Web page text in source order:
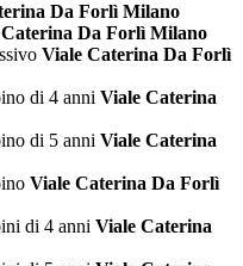
Da Forlì Milano
Da Forlì Milano
Viale Caterina Da Forlì
di 4 anni Viale Caterina
di 5 anni Viale Caterina
Viale Caterina Da Forlì
di 4 anni Viale Caterina